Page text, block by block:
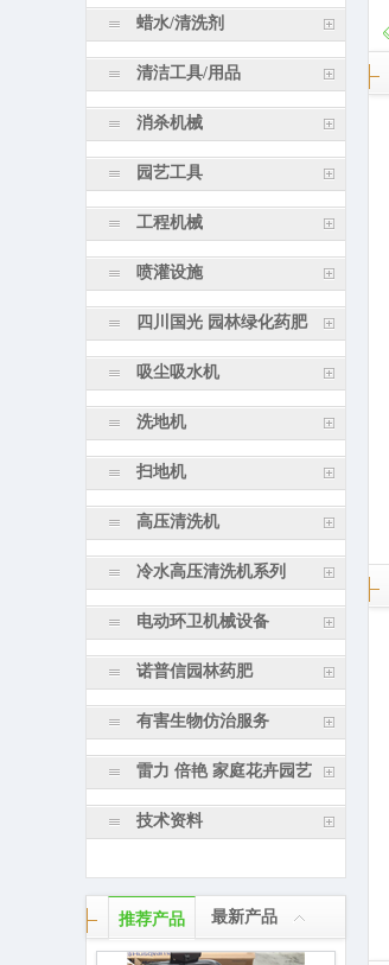
蜡水/清洗剂
清洁工具/用品
消杀机械
园艺工具
工程机械
喷灌设施
四川国光 园林绿化药肥
吸尘吸水机
洗地机
扫地机
高压清洗机
冷水高压清洗机系列
电动环卫机械设备
诺普信园林药肥
有害生物仿治服务
雷力 倍艳 家庭花卉园艺
技术资料
推荐产品 最新产品